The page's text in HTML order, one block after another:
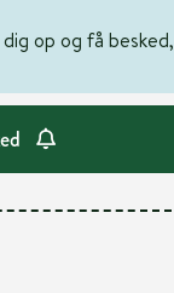
op og få